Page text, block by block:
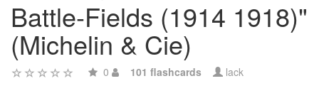
Battle-Fields (1914 1918)"
(Michelin & Cie)
0 101 flashcards lack